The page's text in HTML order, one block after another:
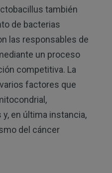
también
de bacterias
las responsables de
un proceso
competitiva. La
factores que
en última instancia,
del cáncer